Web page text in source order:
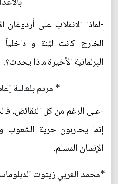
-لماذا الانقلاب على أردوغان
الخارج كانت ليّنة و
البرلمانية الأخيرة ماذا يحدث؟.
* مريم بلعالية
-على الرغم من كل النقائض،
إنما يحاربون حرية الشعوب
الإنسان المسلم.
*محمد العربي زيتوت